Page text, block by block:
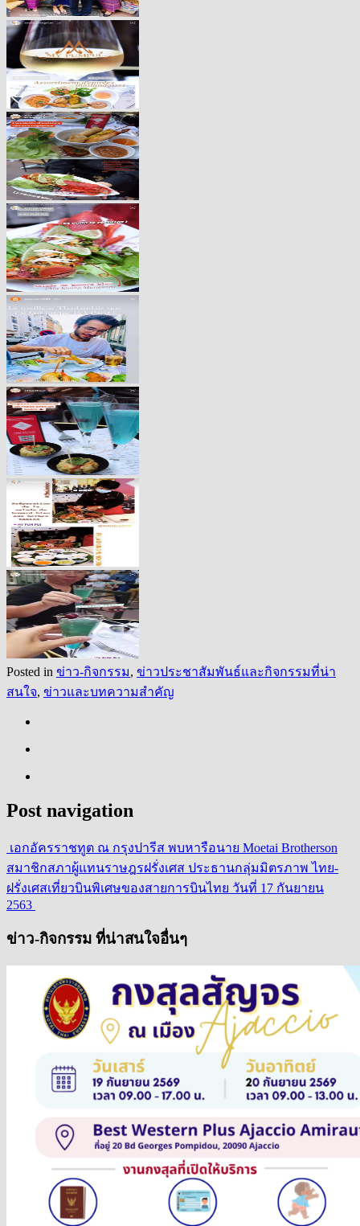
Posted in ข่าว-กิจกรรม, ข่าวประชาสัมพันธ์และกิจกรรมที่น่า
สนใจ, ข่าวและบทความสำคัญ
Post navigation
เอกอัครราชทูต ณ กรุงปารีส พบหารือนาย Moetai Brotherson
สมาชิกสภาผู้แทนราษฎรฝรั่งเศส ประธานกลุ่มมิตรภาพ ไทย-
ฝรั่งเศสเที่ยวบินพิเศษของสายการบินไทย วันที่ 17 กันยายน
2563
ข่าว-กิจกรรม ที่น่าสนใจอื่นๆ